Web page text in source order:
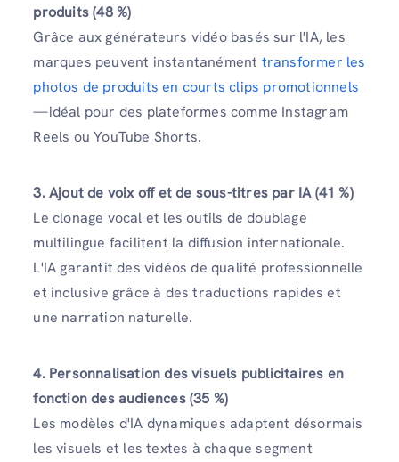
produits (48 %)
Grâce aux générateurs vidéo basés sur l'IA, les
marques peuvent instantanément transformer les
photos de produits en courts clips promotionnels
—idéal pour des plateformes comme Instagram
Reels ou YouTube Shorts.
3. Ajout de voix off et de sous-titres par IA (41 %)
Le clonage vocal et les outils de doublage
multilingue facilitent la diffusion internationale.
L'IA garantit des vidéos de qualité professionnelle
et inclusive grâce à des traductions rapides et
une narration naturelle.
4. Personnalisation des visuels publicitaires en
fonction des audiences (35 %)
Les modèles d'IA dynamiques adaptent désormais
les visuels et les textes à chaque segment